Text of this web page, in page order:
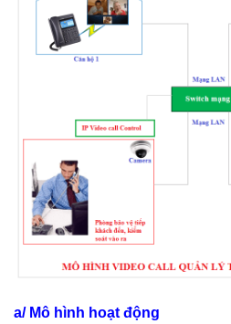
a/ Mô hình hoạt động